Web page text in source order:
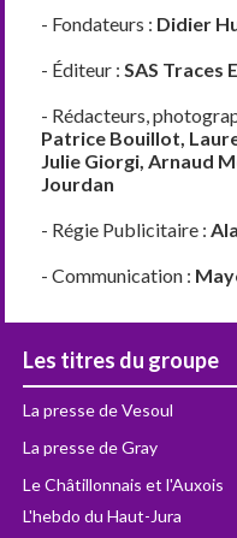
- Fondateurs : Didier
- Éditeur :SAS Traces
- Rédacteurs,
Patrice Bouillot,
Julie Giorgi, Arnaud
Jourdan
- Régie Publicitaire :
- Communication :
Les titres du groupe
La presse de Vesoul
La presse de Gray
Le Châtillonnais et l'Auxois
L'hebdo du Haut-Jura